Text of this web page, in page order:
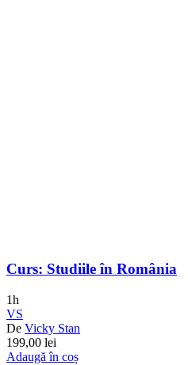
Curs: Studiile în România
1h
VS
De Vicky Stan
199,00 lei
Adaugă în coș